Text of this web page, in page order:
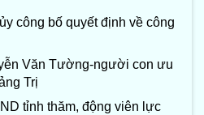
công bố quyết định về công
Văn Tường-người con ưu
Trị
tỉnh thăm, động viên lực